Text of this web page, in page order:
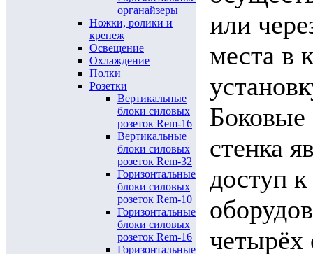
органайзеры
Ножки, ролики и
крепеж
Освещение
Охлаждение
Полки
Розетки
Вертикальные
блоки силовых
розеток Rem-16
Вертикальные
блоки силовых
розеток Rem-32
Горизонтальные
блоки силовых
розеток Rem-10
Горизонтальные
блоки силовых
розеток Rem-16
Горизонтальные
или
места в
Боковые
стенка
доступ
четырёх